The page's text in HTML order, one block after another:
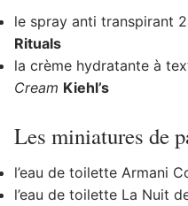
le spray anti transpirant
Rituals
la crème hydratante à
Cream Kiehl’s
Les miniatures de
l’eau de toilette Armani
l’eau de toilette La Nuit